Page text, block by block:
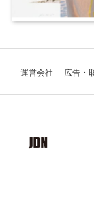
運営会社 広告・